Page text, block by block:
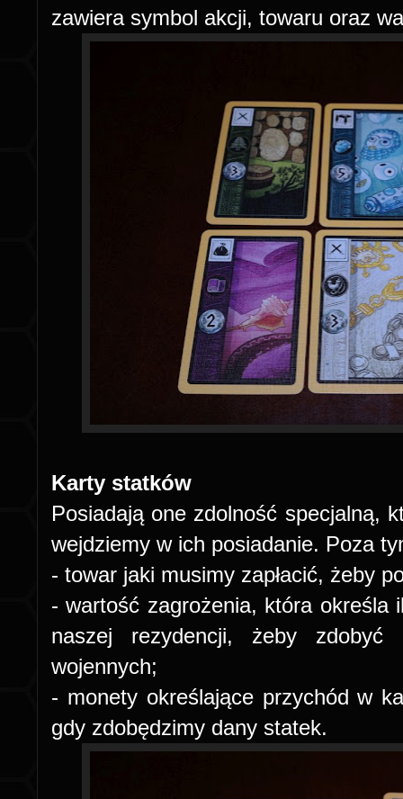
zawiera symbol akcji, towaru oraz
Karty statków
Posiadają one zdolność specjalną,
wejdziemy w ich posiadanie. Poza
- towar jaki musimy zapłacić, żeby
- wartość zagrożenia, która określa
naszej rezydencji, żeby
wojennych;
- monety określające przychód w
gdy zdobędzimy dany statek.